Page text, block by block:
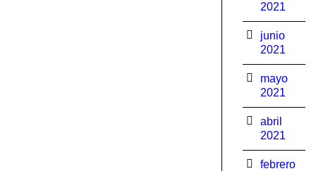
2021
junio
2021
mayo
2021
abril
2021
febrero